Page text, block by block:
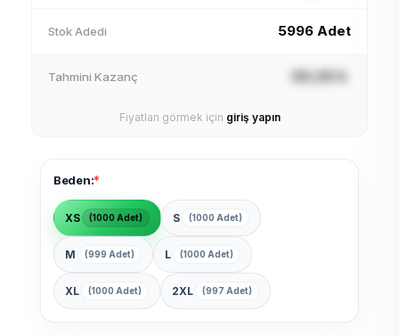
Stok Adedi 5996 Adet
Tahmini Kazanç XX,XX ₺
Fiyatları görmek için giriş yapın
Beden:*
XS (1000 Adet) S (1000 Adet)
M (999 Adet) L (1000 Adet)
XL (1000 Adet) 2XL (997 Adet)